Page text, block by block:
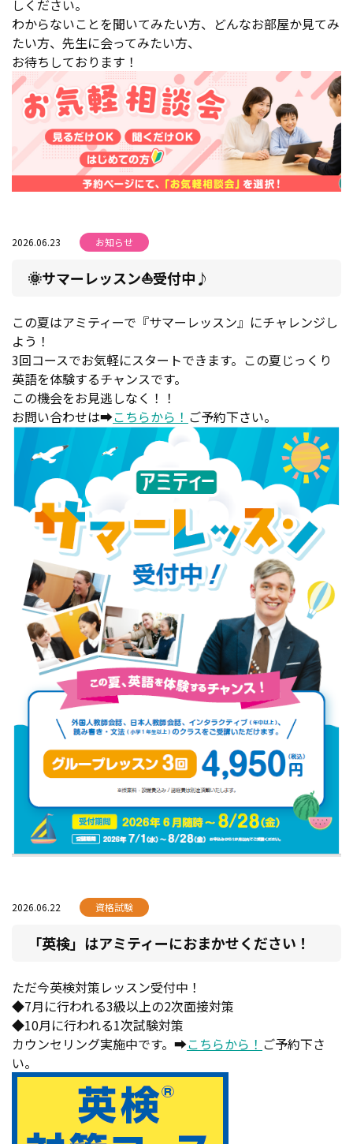
しください。
わからないことを聞いてみたい方、どんなお部屋か見てみ
たい方、先生に会ってみたい方、
お待ちしております！
2026.06.23 お知らせ
🌞サマーレッスン⛵受付中♪
この夏はアミティーで『サマーレッスン』にチャレンジし
よう！
3回コースでお気軽にスタートできます。この夏じっくり
英語を体験するチャンスです。
この機会をお見逃しなく！！
お問い合わせは➡こちらから！ ご予約下さい。
2026.06.22 資格試験
「英検」はアミティーにおまかせください！
ただ今英検対策レッスン受付中！
◆7月に行われる3級以上の2次面接対策
◆10月に行われる1次試験対策
カウンセリング実施中です。➡こちらから！ ご予約下さ
い。